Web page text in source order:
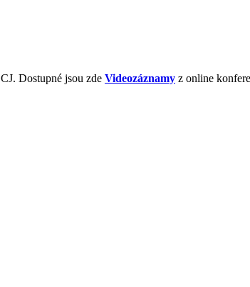
Dostupné jsou zde Videozáznamy z online